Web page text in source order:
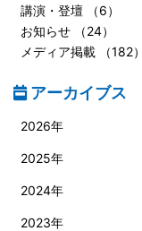
講演・登壇 （6）
お知らせ （24）
メディア掲載 （182）
アーカイブス
2026年
2025年
2024年
2023年